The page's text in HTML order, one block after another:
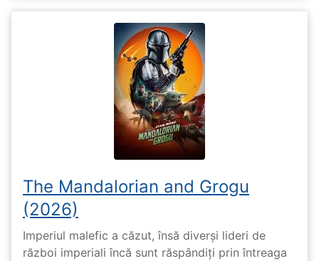
The Mandalorian and Grogu
(2026)
Imperiul malefic a căzut, însă diverși lideri de
război imperiali încă sunt răspândiți prin întreaga